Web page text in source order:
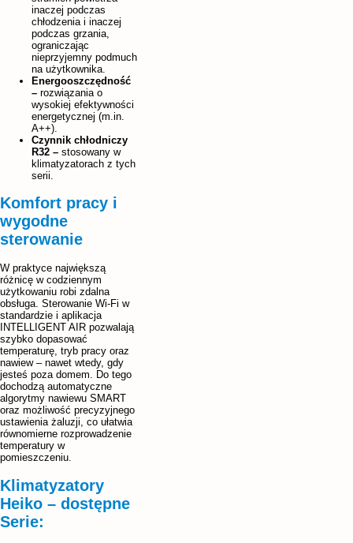
inaczej podczas
chłodzenia i inaczej
podczas grzania,
ograniczając
nieprzyjemny podmuch
na użytkownika.
Energooszczędność
– rozwiązania o
wysokiej efektywności
energetycznej (m.in.
A++).
Czynnik chłodniczy
R32 – stosowany w
klimatyzatorach z tych
serii.
Komfort pracy i
wygodne
sterowanie
W praktyce największą
różnicę w codziennym
użytkowaniu robi zdalna
obsługa. Sterowanie Wi-Fi w
standardzie i aplikacja
INTELLIGENT AIR pozwalają
szybko dopasować
temperaturę, tryb pracy oraz
nawiew – nawet wtedy, gdy
jesteś poza domem. Do tego
dochodzą automatyczne
algorytmy nawiewu SMART
oraz możliwość precyzyjnego
ustawienia żaluzji, co ułatwia
równomierne rozprowadzenie
temperatury w
pomieszczeniu.
Klimatyzatory
Heiko – dostępne
Serie: